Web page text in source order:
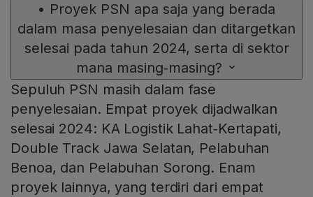
• Proyek PSN apa saja yang berada
dalam masa penyelesaian dan ditargetkan
selesai pada tahun 2024, serta di sektor
mana masing‑masing?
Sepuluh PSN masih dalam fase
penyelesaian. Empat proyek dijadwalkan
selesai 2024: KA Logistik Lahat‑Kertapati,
Double Track Jawa Selatan, Pelabuhan
Benoa, dan Pelabuhan Sorong. Enam
proyek lainnya, yang terdiri dari empat